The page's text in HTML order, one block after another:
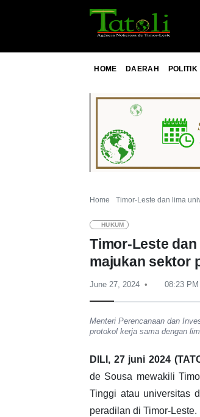
HOME DAERAH POLITIK
Home Timor-Leste dan lima
HUKUM
Timor-Leste
majukan sektor
June 27, 2024 08:23 PM
Menteri Perencanaan dan
protokol kerja sama dengan
DILI, 27 juni 2024
de Sousa mewakili
Tinggi atau universitas
peradilan di Timor-Leste.